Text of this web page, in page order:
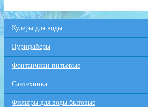
Кулеры для воды
Пурифайеры
Фонтанчики питьевые
Сантехника
Фильтры для воды бытовые